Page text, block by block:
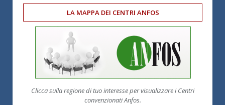
LA MAPPA DEI CENTRI ANFOS
Clicca sulla regione di tuo interesse per visualizzare i Centri
convenzionati Anfos.